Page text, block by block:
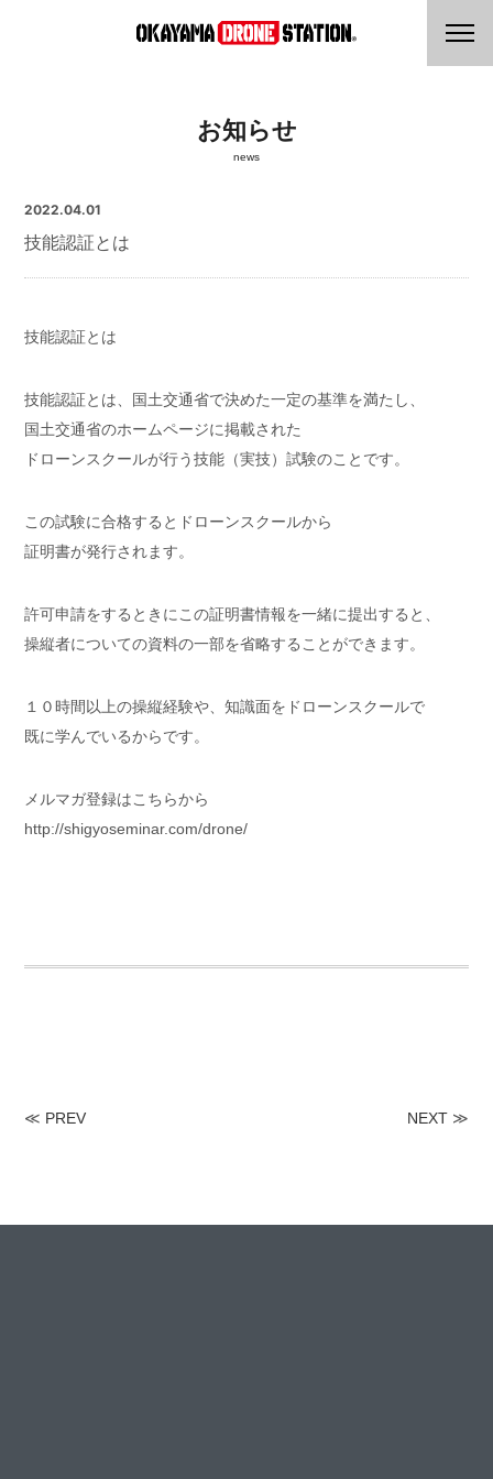
お知らせ
news
2022.04.01
技能認証とは
技能認証とは
技能認証とは、国土交通省で決めた一定の基準を満たし、
国土交通省のホームページに掲載された
ドローンスクールが行う技能（実技）試験のことです。
この試験に合格するとドローンスクールから
証明書が発行されます。
許可申請をするときにこの証明書情報を一緒に提出すると、
操縦者についての資料の一部を省略することができます。
１０時間以上の操縦経験や、知識面をドローンスクールで
既に学んでいるからです。
メルマガ登録はこちらから
http://shigyoseminar.com/drone/
≪ PREV NEXT≫